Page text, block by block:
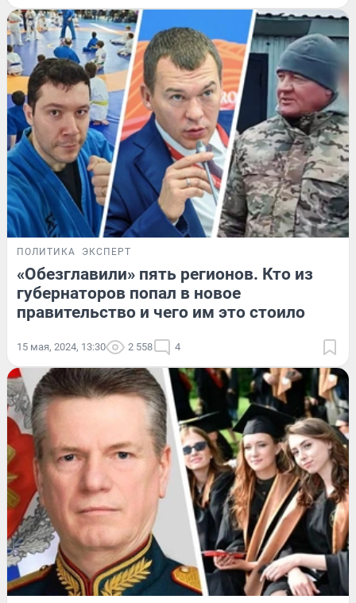
ПОЛИТИКА ЭКСПЕРТ
«Обезглавили» пять регионов. Кто из
губернаторов попал в новое
правительство и чего им это стоило
15 мая, 2024, 13:30 2 558 4